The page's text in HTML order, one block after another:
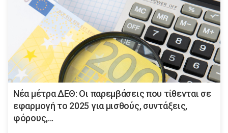
Νέα μέτρα ΔΕΘ: Οι παρεμβάσεις που τίθενται σε
εφαρμογή το 2025 για μισθούς, συντάξεις,
φόρους,...